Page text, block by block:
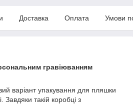
Доставка Оплата Умови
гравіюванням
варіант упакування для пляшки
Завдяки такій коробці з